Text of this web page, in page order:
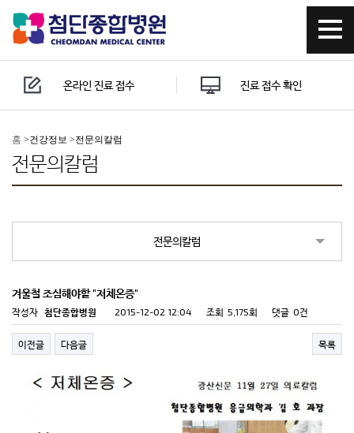
온라인 진료 접수 진료 접수 확인
홈 >건강정보 >전문의칼럼
전문의칼럼
전문의칼럼
겨울철 조심해야할 "저체온증"
작성자 첨단종합병원 2015-12-02 12:04 조회 5,175회 댓글 0건
이전글 다음글 목록